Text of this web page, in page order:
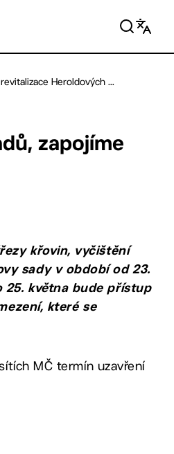
Heroldových ...
zapojíme
křovin, vyčištění
sady v období od 23.
25. května bude přístup
které se
MČ termín uzavření